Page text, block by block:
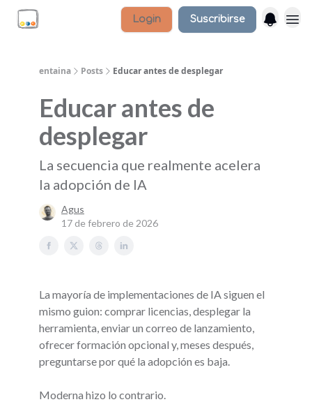
Login Suscribirse
entaina Posts Educar antes de desplegar
Educar antes de
desplegar
La secuencia que realmente acelera
la adopción de IA
Agus
17 de febrero de 2026
La mayoría de implementaciones de IA siguen el
mismo guion: comprar licencias, desplegar la
herramienta, enviar un correo de lanzamiento,
ofrecer formación opcional y, meses después,
preguntarse por qué la adopción es baja.
Moderna hizo lo contrario.